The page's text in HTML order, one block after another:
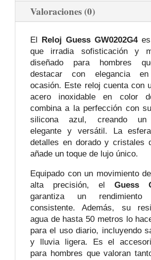
Valoraciones (0)
El Reloj Guess GW0202G4es
que irradia sofisticación y
diseñado para hombres
destacar con elegancia en
ocasión. Este reloj cuenta con
acero inoxidable en color
combina a la perfección con
silicona azul, creando un
elegante y versátil. La
detalles en dorado y cristales
añade un toque de lujo único.
Equipado con un movimiento
alta precisión, el Guess
garantiza un
consistente. Además, su
agua de hasta 50 metros lo
para el uso diario, incluyendo
y lluvia ligera. Es el
para hombres que valoran